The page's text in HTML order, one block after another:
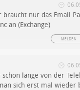
braucht nur das Email
an (Exchange)
MELDEN
schon lange von der
sich erst mal wieder